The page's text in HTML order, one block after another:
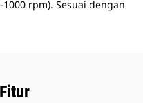
1000 rpm). Sesuai dengan